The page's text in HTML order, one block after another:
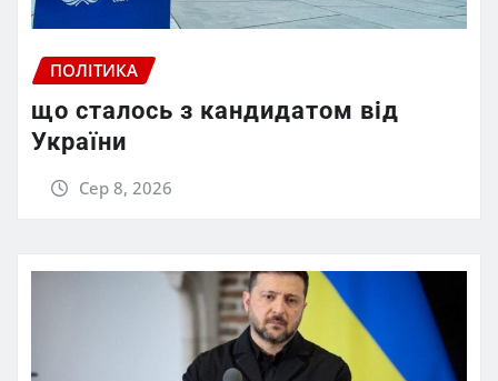
ПОЛІТИКА
що сталось з кандидатом від
України
Сер 8, 2026